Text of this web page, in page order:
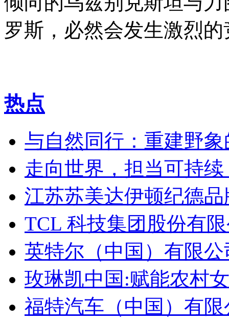
罗斯，必然会发生激烈
热点
与自然同行：重建野象
走向世界，担当可持
江苏苏美达伊顿纪德
TCL 科技集团股份有
英特尔（中国）有限公
玫琳凯中国:赋能农村
福特汽车（中国）有